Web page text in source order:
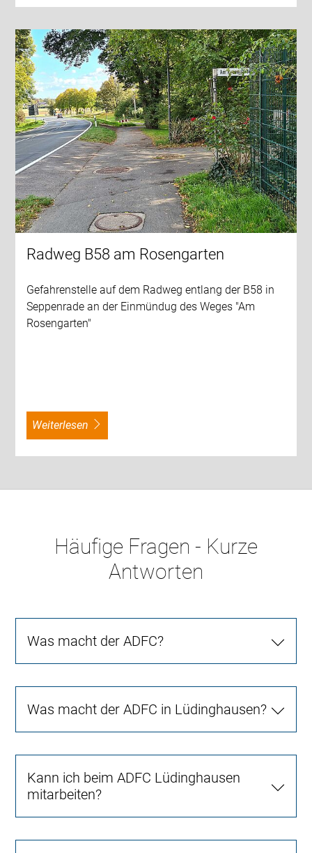
Radweg B58 am Rosengarten
Gefahrenstelle auf dem Radweg entlang der B58 in
Seppenrade an der Einmündug des Weges "Am
Rosengarten"
weiterlesen
Häufige Fragen - Kurze
Antworten
Was macht der ADFC?
Was macht der ADFC in Lüdinghausen?
Kann ich beim ADFC Lüdinghausen
mitarbeiten?